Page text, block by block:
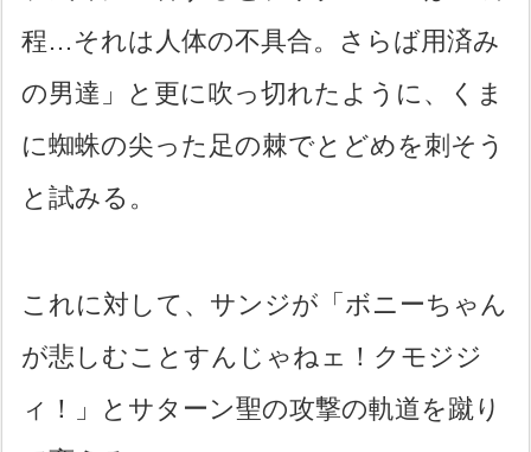
程…それは人体の不具合。さらば用済み
の男達」と更に吹っ切れたように、くま
に蜘蛛の尖った足の棘でとどめを刺そう
と試みる。
これに対して、サンジが「ボニーちゃん
が悲しむことすんじゃねェ！クモジジ
ィ！」とサターン聖の攻撃の軌道を蹴り